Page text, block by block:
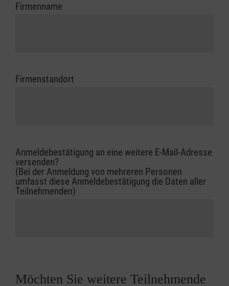
Firmenname
Firmenstandort
Anmeldebestätigung an eine weitere E-Mail-Adresse
versenden?
(Bei der Anmeldung von mehreren Personen
umfasst diese Anmeldebestätigung die Daten aller
Teilnehmenden)
Möchten Sie weitere Teilnehmende